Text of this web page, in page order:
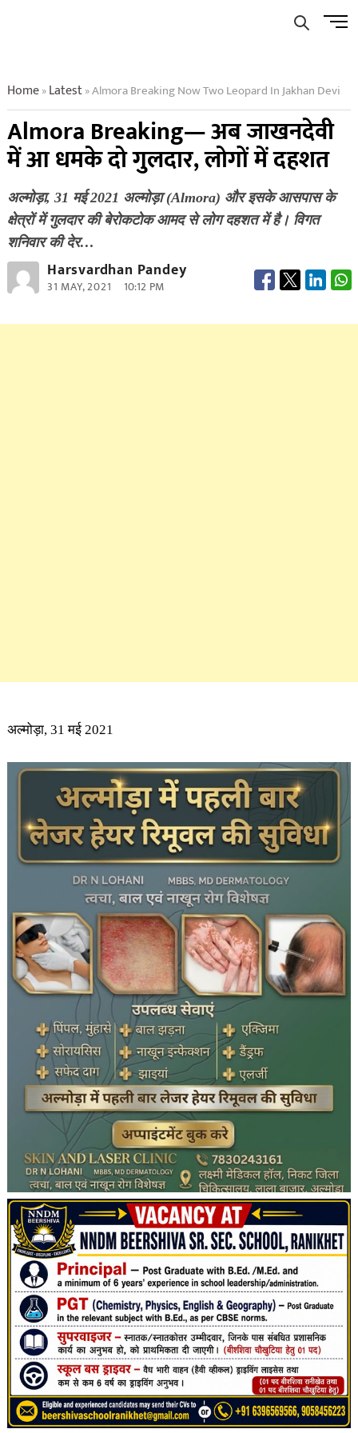
Menu
Home»Latest»Almora Breaking Now Two Leopard In Jakhan Devi
Almora Breaking— अब जाखनदेवी
में आ धमके दो गुलदार, लोगों में दहशत
अल्मोड़ा, 31 मई 2021 अल्मोड़ा (Almora) और इसके आसपास के
क्षेत्रों में गुलदार की बेरोकटोक आमद से लोग दहशत में है। विगत
शनिवार की देर…
Harsvardhan Pandey
31 MAY, 2021 10:12 PM
अल्मोड़ा, 31 मई 2021